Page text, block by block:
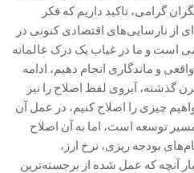
گرامی، تاکید داریم که فکر
از نارسایی‌های اقتصادی کنونی در
است و ما در غیاب یک درک عالمانه
و ماندگاری انجام دهیم، ادامه
گذشته، آبروی لفظ اصلاح را نیز
چیزی را اصلاح کنیم، در عمل آن
توسعه است، اما به آن اصلاح
بودجه ریزی، نرخ ارز،
آنچه که عمل شده از برجسته‌ترین